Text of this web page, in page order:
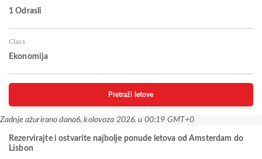
1 Odrasli
Class
Ekonomija
Pretraži letove
Zadnje ažurirano dana6. kolovoza 2026. u 00:19 GMT+0
Rezervirajte i ostvarite najbolje ponude letova od Amsterdam do
Lisbon